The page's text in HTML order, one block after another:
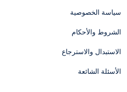
سياسة الخصوصية
الشروط والأحكام
الاستبدال والاسترجاع
الأسئلة الشائعة